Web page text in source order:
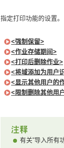
指定打印功能的设置。
<强制保留>
<作业存储期间>
<打印后删除作业>
<将域添加为用户
<显示其他用户的
<限制删除其他用
有关“导入所有